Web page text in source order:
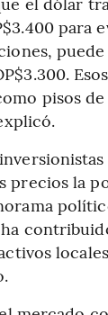
para
pisos
precios la